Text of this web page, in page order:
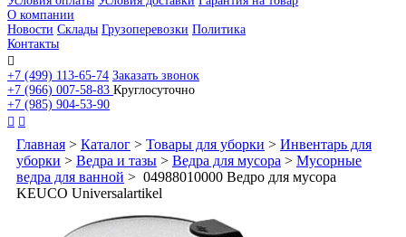
О компании
Новости Склады Грузоперевозки Политика
Контакты

+7 (499) 113-65-74 Заказать звонок
+7 (966) 007-58-83 Круглосуточно
+7 (985) 904-53-90
 
Главная > Каталог > Товары для уборки > Инвентарь для
уборки > Ведра и тазы > Ведра для мусора > Мусорные
ведра для ванной > 04988010000 Ведро для мусора
KEUCO Universalartikel